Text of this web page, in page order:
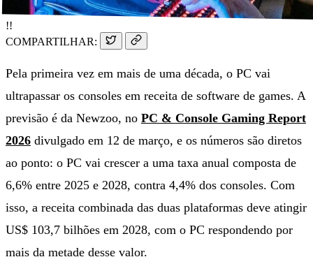
!!
COMPARTILHAR:
Pela primeira vez em mais de uma década, o PC vai
ultrapassar os consoles em receita de software de games. A
previsão é da Newzoo, no PC & Console Gaming Report
2026 divulgado em 12 de março, e os números são diretos
ao ponto: o PC vai crescer a uma taxa anual composta de
6,6% entre 2025 e 2028, contra 4,4% dos consoles. Com
isso, a receita combinada das duas plataformas deve atingir
US$ 103,7 bilhões em 2028, com o PC respondendo por
mais da metade desse valor.